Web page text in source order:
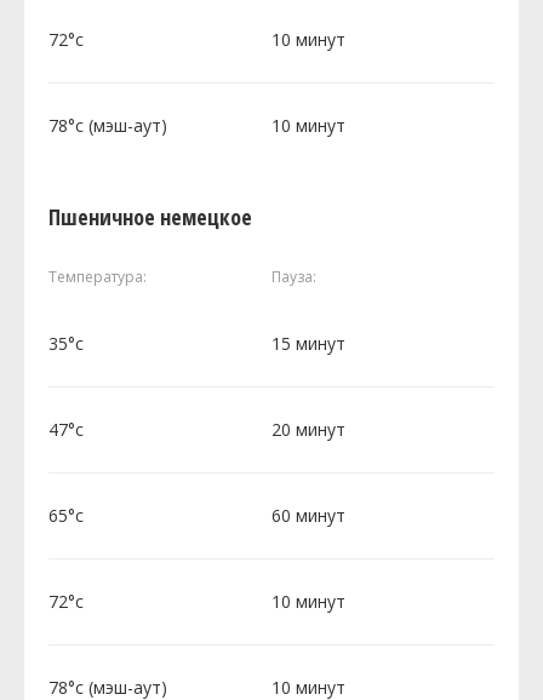
72°c 10 минут
78°c (мэш-аут) 10 минут
Пшеничное немецкое
Температура: Пауза:
35°c 15 минут
47°c 20 минут
65°c 60 минут
72°c 10 минут
78°c (мэш-аут) 10 минут